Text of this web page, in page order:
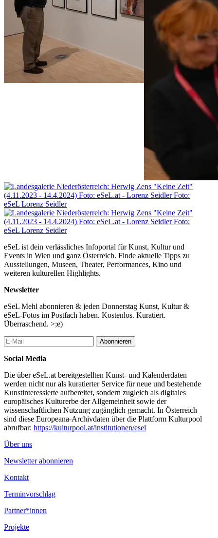
eSeL ist dein verlässliches Infoportal für Kunst, Kultur und
Events in Wien und ganz Österreich. Finde aktuelle Tipps zu
Ausstellungen, Museen, Theater, Performances, Kino und
weiteren kulturellen Highlights.
Newsletter
eSeL Mehl abonnieren & jeden Donnerstag Kunst, Kultur &
eSeL-Fotos im Postfach haben. Kostenlos. Kuratiert.
Überraschend. >;e)
Abonnieren
Social Media
Die über eSeL.at bereitgestellten Kunst- und Kalenderdaten
werden nicht nur als kuratierter Service für neue und bestehende
Kunstinteressierte aufbereitet, sondern zugleich als digitales
europäisches Kulturerbe der Allgemeinheit sowie der
wissenschaftlichen Nutzung zugänglich gemacht. In Österreich
sind diese Europeana-Archivdaten über die Plattform Kulturpool
abrufbar: https://kulturpool.at/institutionen/esel
Über uns
Newsletter abonnieren
Kontakt
Terminvorschlag
Partner*innen
Projekte